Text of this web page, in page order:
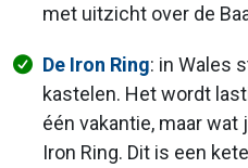
met uitzicht over de
De Iron Ring: in Wales
kastelen. Het wordt
één vakantie, maar
Iron Ring. Dit is een